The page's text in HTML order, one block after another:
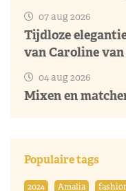
07 aug 2026
Tijdloze
van Caroline
04 aug 2026
Mixen en
Populaire tags
2024 Amalia